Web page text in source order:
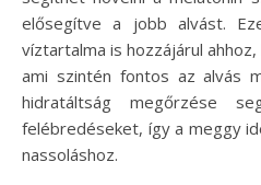
elősegítve a jobb alvást.
víztartalma is hozzájárul
ami szintén fontos az alvás
hidratáltság megőrzése
felébredéseket, így a meggy
nassoláshoz.